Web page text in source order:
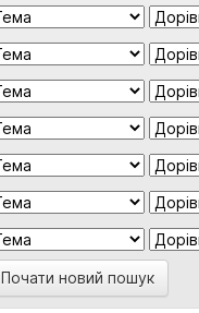
Почати новий пошук